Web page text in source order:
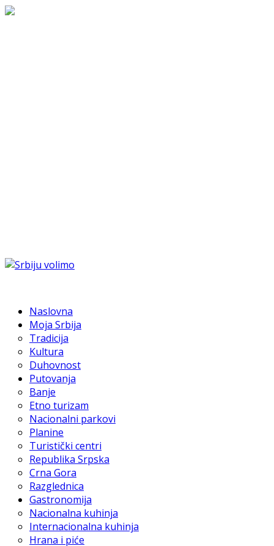
Naslovna
Moja Srbija
Tradicija
Kultura
Duhovnost
Putovanja
Banje
Etno turizam
Nacionalni parkovi
Planine
Turistički centri
Republika Srpska
Crna Gora
Razglednica
Gastronomija
Nacionalna kuhinja
Internacionalna kuhinja
Hrana i piće